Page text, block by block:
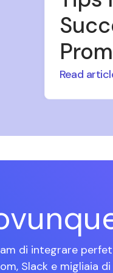
Read
di integrare
Slack e migliaia